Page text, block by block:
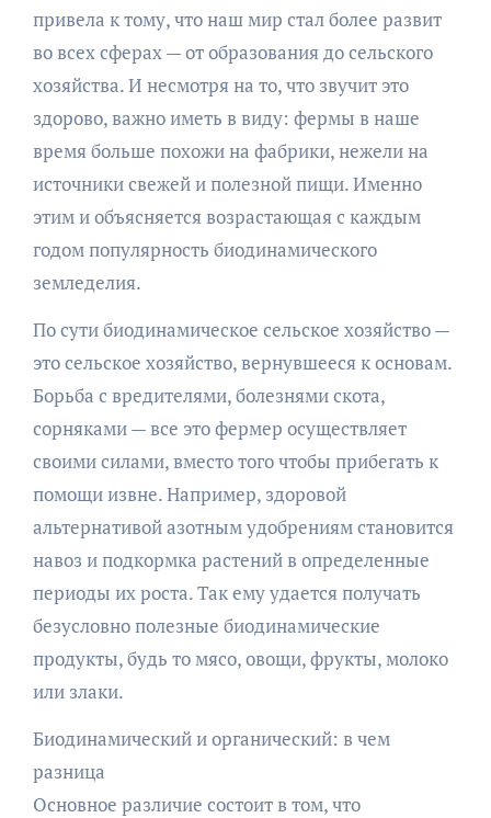
привела к тому, что наш мир стал более развит
во всех сферах — от образования до сельского
хозяйства. И несмотря на то, что звучит это
здорово, важно иметь в виду: фермы в наше
время больше похожи на фабрики, нежели на
источники свежей и полезной пищи. Именно
этим и объясняется возрастающая с каждым
годом популярность биодинамического
земледелия.
По сути биодинамическое сельское хозяйство —
это сельское хозяйство, вернувшееся к основам.
Борьба с вредителями, болезнями скота,
сорняками — все это фермер осуществляет
своими силами, вместо того чтобы прибегать к
помощи извне. Например, здоровой
альтернативой азотным удобрениям становится
навоз и подкормка растений в определенные
периоды их роста. Так ему удается получать
безусловно полезные биодинамические
продукты, будь то мясо, овощи, фрукты, молоко
или злаки.
Биодинамический и органический: в чем
разница
Основное различие состоит в том, что